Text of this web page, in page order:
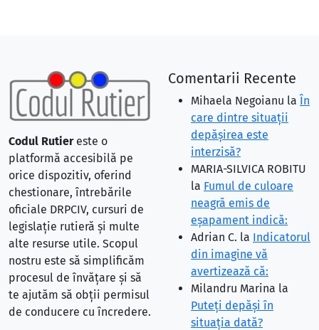
Codul Rutiereste o
platformă accesibilă pe
orice dispozitiv, oferind
chestionare, întrebările
oficiale DRPCIV, cursuri de
legislație rutieră și multe
alte resurse utile. Scopul
nostru este să simplificăm
procesul de învățare și să
te ajutăm să obții permisul
de conducere cu încredere.
Comentarii Recente
Mihaela Negoianu la În
care dintre situaţii
depăşirea este
interzisă?
MARIA-SILVICA ROBITU
la Fumul de culoare
neagră emis de
eşapament indică:
Adrian C. la Indicatorul
din imagine vă
avertizează că:
Milandru Marina la
Puteţi depăşi în
situaţia dată?